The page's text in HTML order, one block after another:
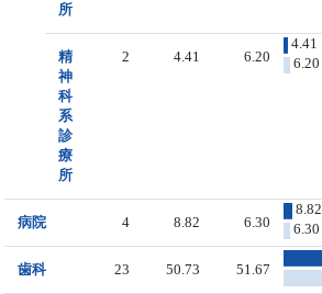
所
精
神
科
系
診
療
所
2 4.41 6.20
4.41
6.20
病院 4 8.82 6.30
8.82
6.30
歯科 23 50.73 51.67